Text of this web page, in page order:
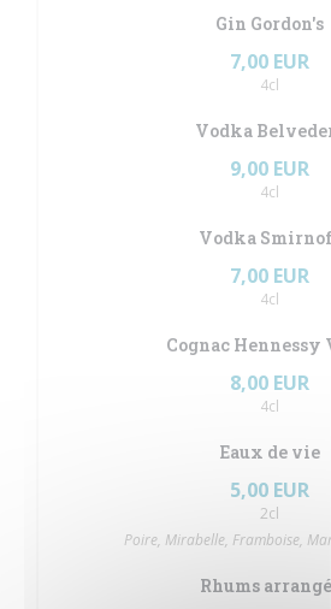
Gin Gordon's
7,00 EUR
4cl
Vodka
9,00 EUR
4cl
Vodka
7,00 EUR
4cl
Cognac Hennessy
8,00 EUR
4cl
Eaux de vie
5,00 EUR
2cl
Poire, Mirabelle, Framboise,
Rhums